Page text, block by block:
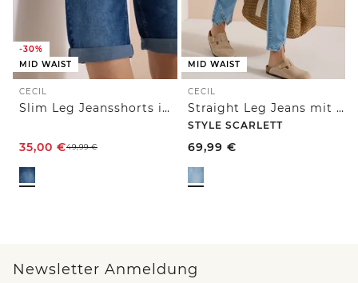
-30%
MID WAIST
CECIL
Slim Leg Jeansshorts im Casual Fit
35,00 €49,99€
MID WAIST
CECIL
Straight Leg Jeans mit Nietendetails
STYLE SCARLETT
69,99 €
Newsletter Anmeldung